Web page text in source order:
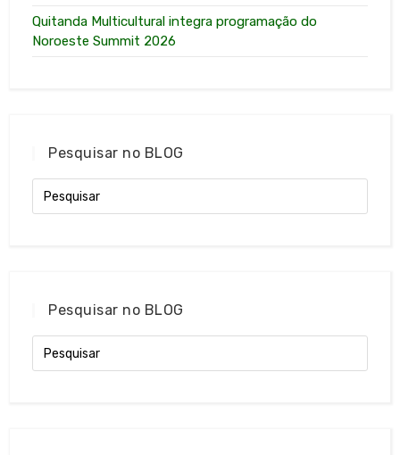
Quitanda Multicultural integra programação do
Noroeste Summit 2026
Pesquisar no BLOG
Pesquisar no BLOG